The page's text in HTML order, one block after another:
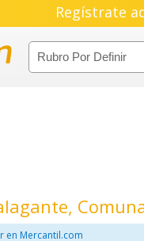
Regístrate
en Mercantil.com